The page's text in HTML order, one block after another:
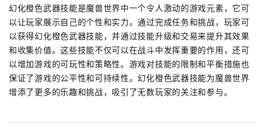
幻化橙色武器技能是魔兽世界中一个令人激动的游戏元素，它可
以让玩家展示自己的个性和实力。通过完成任务和挑战，玩家可
以获得幻化橙色武器技能，并通过技能升级和交易来提升其效果
和收集价值。这些技能不仅可以在战斗中发挥重要的作用，还可
以增加游戏的可玩性和策略性。游戏对技能的限制和平衡措施也
保证了游戏的公平性和可持续性。幻化橙色武器技能为魔兽世界
增添了更多的乐趣和挑战，吸引了无数玩家的关注和参与。